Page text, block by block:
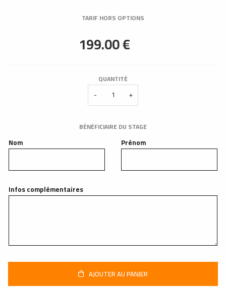
TARIF HORS OPTIONS
QUANTITÉ
- +
BÉNÉFICIAIRE DU STAGE
Nom Prénom
Infos complémentaires
AJOUTER AU PANIER